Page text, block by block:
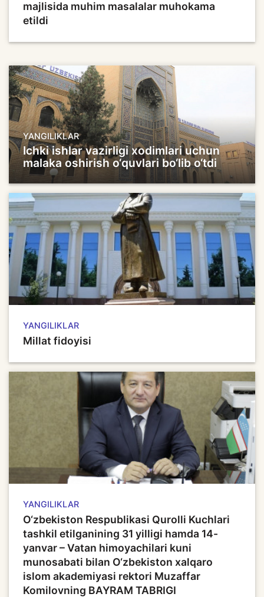
majlisida muhim masalalar muhokama
etildi
YANGILIKLAR
Ichki ishlar vazirligi xodimlari uchun
malaka oshirish o‘quvlari bo‘lib o‘tdi
YANGILIKLAR
Millat fidoyisi
YANGILIKLAR
O‘zbekiston Respublikasi Qurolli Kuchlari
tashkil etilganining 31 yilligi hamda 14-
yanvar – Vatan himoyachilari kuni
munosabati bilan O‘zbekiston xalqaro
islom akademiyasi rektori Muzaffar
Komilovning BAYRAM TABRIGI